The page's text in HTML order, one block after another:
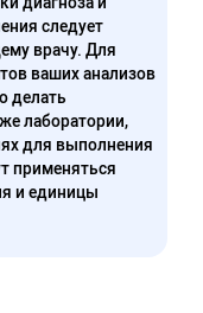
следует
врачу. Для
ваших анализов
делать
лаборатории,
для выполнения
применяться
и единицы